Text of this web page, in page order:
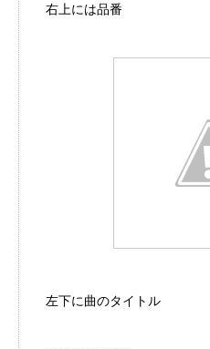
右上には品番
左下に曲のタイトル